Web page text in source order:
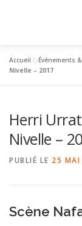
ACCUEIL
CONTACT
Accueil »Événements
Nivelle – 2017
Herri
Nivelle –
PUBLIÉ LE 25
Scène